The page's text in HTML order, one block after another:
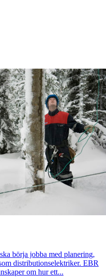
börja jobba med planering,
distributionselektriker. EBR
om hur ett...